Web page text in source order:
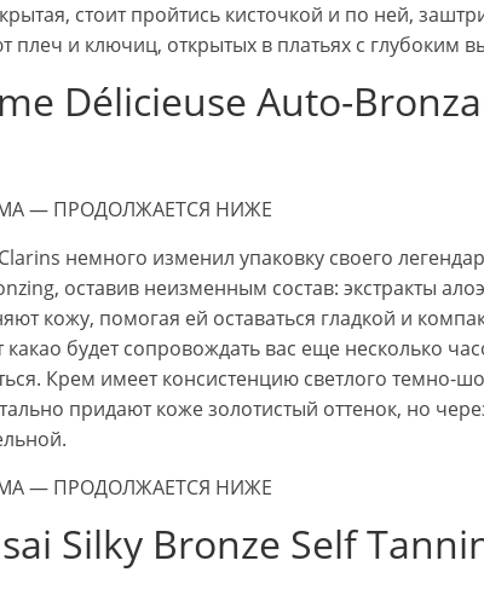
стоит пройтись кисточкой и по ней,
плеч и ключиц, открытых в платьях с глубоким
Délicieuse Auto-
— ПРОДОЛЖАЕТСЯ НИЖЕ
немного изменил упаковку своего
оставив неизменным состав: экстракты
кожу, помогая ей оставаться гладкой и
какао будет сопровождать вас еще несколько
Крем имеет консистенцию светлого темно-
придают коже золотистый оттенок, но
— ПРОДОЛЖАЕТСЯ НИЖЕ
Silky Bronze Self